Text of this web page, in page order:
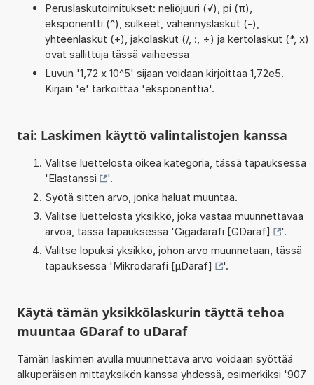
Peruslaskutoimitukset: neliöjuuri (√), pi (π),
eksponentti (^), sulkeet, vähennyslaskut (-),
yhteenlaskut (+), jakolaskut (/, :, ÷) ja kertolaskut (*, x)
ovat sallittuja tässä vaiheessa
Luvun '1,72 x 10^5' sijaan voidaan kirjoittaa 1,72e5.
Kirjain 'e' tarkoittaa 'eksponenttia'.
tai: Laskimen käyttö valintalistojen kanssa
Valitse luettelosta oikea kategoria, tässä tapauksessa
'Elastanssi
'.
Syötä sitten arvo, jonka haluat muuntaa.
Valitse luettelosta yksikkö, joka vastaa muunnettavaa
arvoa, tässä tapauksessa 'Gigadarafi [GDaraf]
'.
Valitse lopuksi yksikkö, johon arvo muunnetaan, tässä
tapauksessa 'Mikrodarafi [µDaraf] '.
Käytä tämän yksikkölaskurin täyttä tehoa
muuntaa GDaraf to uDaraf
Tämän laskimen avulla muunnettava arvo voidaan syöttää
alkuperäisen mittayksikön kanssa yhdessä, esimerkiksi '907